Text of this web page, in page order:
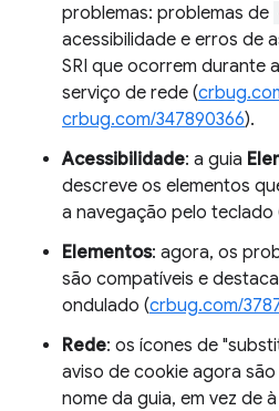
problemas: problemas de
acessibilidade e erros de
SRI que ocorrem durante
serviço de rede (
crbug.com/347890366).
Acessibilidade: a guia
descreve os elementos
a navegação pelo teclado
Elementos: agora, os
são compatíveis e
ondulado (crbug.com/
Rede: os ícones de
aviso de cookie agora
nome da guia, em vez de